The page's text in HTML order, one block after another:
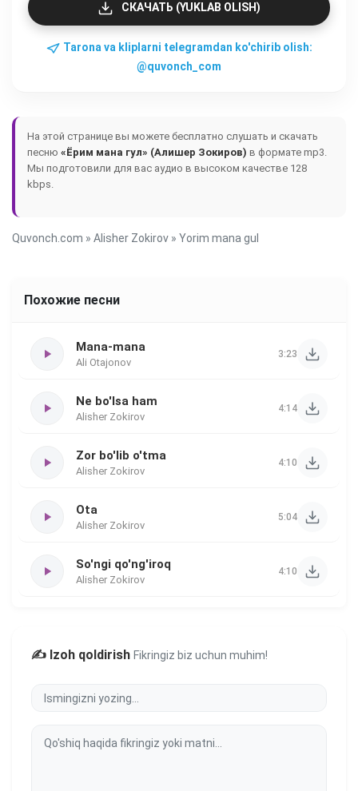
СКАЧАТЬ (YUKLAB OLISH)
Tarona va kliplarni telegramdan ko'chirib olish:
@quvonch_com
На этой странице вы можете бесплатно слушать и скачать
песню «Ёрим мана гул» (Алишер Зокиров) в формате mp3.
Мы подготовили для вас аудио в высоком качестве 128
kbps.
Quvonch.com » Alisher Zokirov » Yorim mana gul
Похожие песни
Mana-mana
Ali Otajonov
3:23
Ne bo'lsa ham
Alisher Zokirov
4:14
Zor bo'lib o'tma
Alisher Zokirov
4:10
Ota
Alisher Zokirov
5:04
So'ngi qo'ng'iroq
Alisher Zokirov
4:10
✍️ Izoh qoldirish Fikringiz biz uchun muhim!